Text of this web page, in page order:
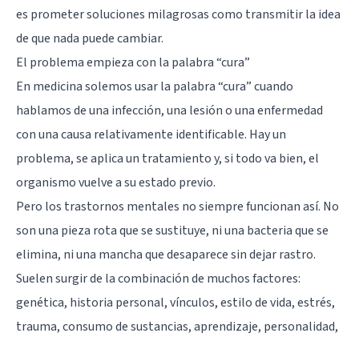
es prometer soluciones milagrosas como transmitir la idea
de que nada puede cambiar.
El problema empieza con la palabra “cura”
En medicina solemos usar la palabra “cura” cuando
hablamos de una infección, una lesión o una enfermedad
con una causa relativamente identificable. Hay un
problema, se aplica un tratamiento y, si todo va bien, el
organismo vuelve a su estado previo.
Pero los trastornos mentales no siempre funcionan así. No
son una pieza rota que se sustituye, ni una bacteria que se
elimina, ni una mancha que desaparece sin dejar rastro.
Suelen surgir de la combinación de muchos factores:
genética, historia personal, vínculos, estilo de vida, estrés,
trauma, consumo de sustancias, aprendizaje, personalidad,